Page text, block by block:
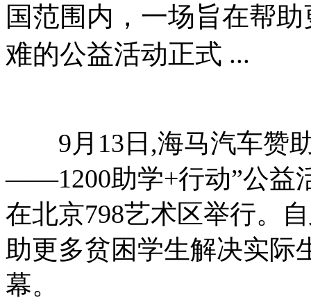
国范围内，一场旨在帮
难的公益活动正式 ...
9月13日,海马汽车赞助
——1200助学+行动”公益
在北京798艺术区举行。
助更多贫困学生解决实际
幕。